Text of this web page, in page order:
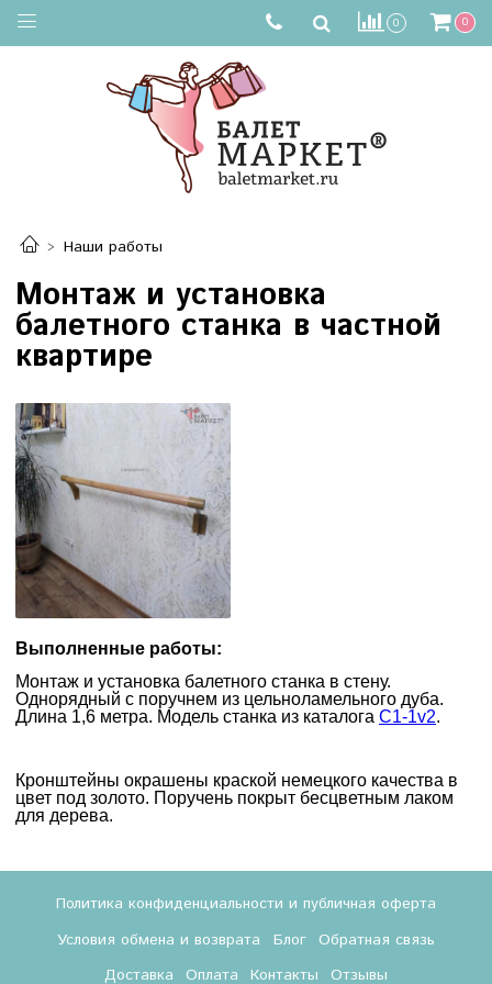
0 0
Наши работы
Монтаж и установка
балетного станка в частной
квартире
Выполненные работы:
Монтаж и установка балетного станка в стену.
Однорядный с поручнем из цельноламельного дуба.
Длина 1,6 метра. Модель станка из каталога С1-1v2.
Кронштейны окрашены краской немецкого качества в
цвет под золото. Поручень покрыт бесцветным лаком
для дерева.
Политика конфиденциальности и публичная оферта
Условия обмена и возврата
Блог Обратная связь
Доставка Оплата Контакты Отзывы